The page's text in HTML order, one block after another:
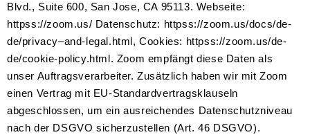
Blvd., Suite 600, San Jose, CA 95113. Webseite:
httpss://zoom.us/ Datenschutz: httpss://zoom.us/docs/de-
de/privacy–and-legal.html, Cookies: httpss://zoom.us/de-
de/cookie-policy.html. Zoom empfängt diese Daten als
unser Auftragsverarbeiter. Zusätzlich haben wir mit Zoom
einen Vertrag mit EU-Standardvertragsklauseln
abgeschlossen, um ein ausreichendes Datenschutzniveau
nach der DSGVO sicherzustellen (Art. 46 DSGVO).